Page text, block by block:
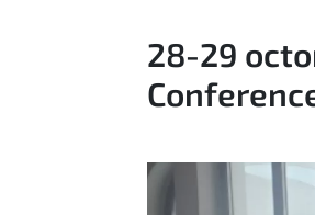
28-29